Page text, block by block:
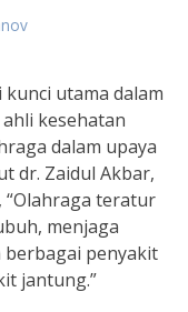
utama dalam
kesehatan
dalam upaya
dr. Zaidul Akbar,
teratur
menjaga
berbagai penyakit
jantung.”